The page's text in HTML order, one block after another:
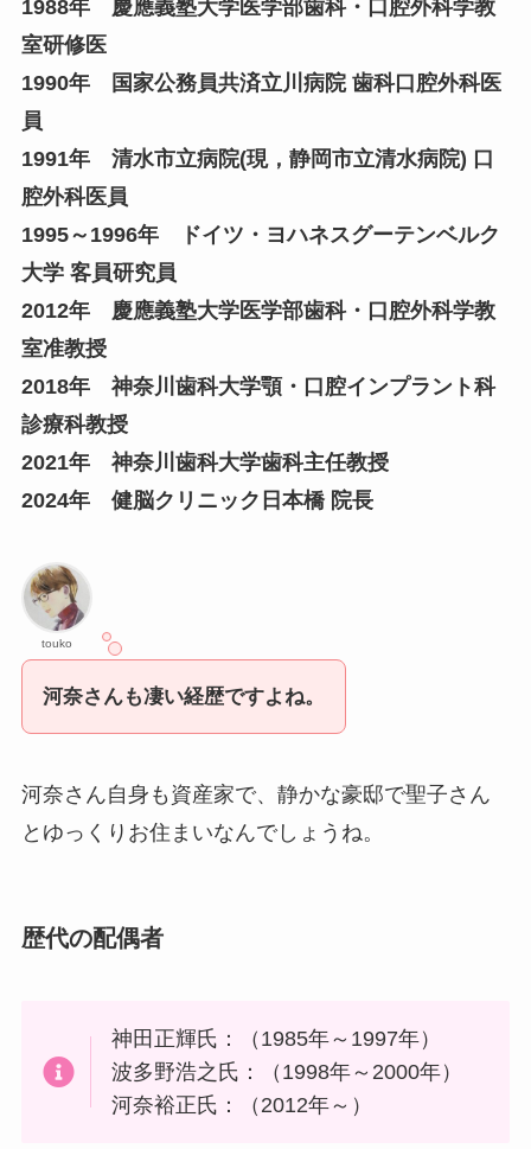
1988年 慶應義塾大学医学部歯科・口腔外科学教
室研修医
1990年 国家公務員共済立川病院 歯科口腔外科医
員
1991年 清水市立病院(現，静岡市立清水病院) 口
腔外科医員
1995～1996年 ドイツ・ヨハネスグーテンベルク
大学 客員研究員
2012年 慶應義塾大学医学部歯科・口腔外科学教
室准教授
2018年 神奈川歯科大学顎・口腔インプラント科
診療科教授
2021年 神奈川歯科大学歯科主任教授
2024年 健脳クリニック日本橋 院長
touko
河奈さんも凄い経歴ですよね。
河奈さん自身も資産家で、静かな豪邸で聖子さん
とゆっくりお住まいなんでしょうね。
歴代の配偶者
神田正輝氏：（1985年～1997年）
波多野浩之氏：（1998年～2000年）
河奈裕正氏：（2012年～）